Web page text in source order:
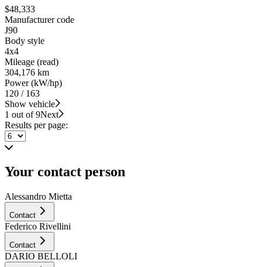
$48,333
Manufacturer code
J90
Body style
4x4
Mileage (read)
304,176 km
Power (kW/hp)
120 / 163
Show vehicle
1 out of 9Next
Results per page:
Your contact person
Alessandro Mietta
Contact
Federico Rivellini
Contact
DARIO BELLOLI